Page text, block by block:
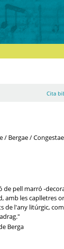
Cita
Bergae /
pell marró -
les caplletres
l'any litúrgic,
Berga